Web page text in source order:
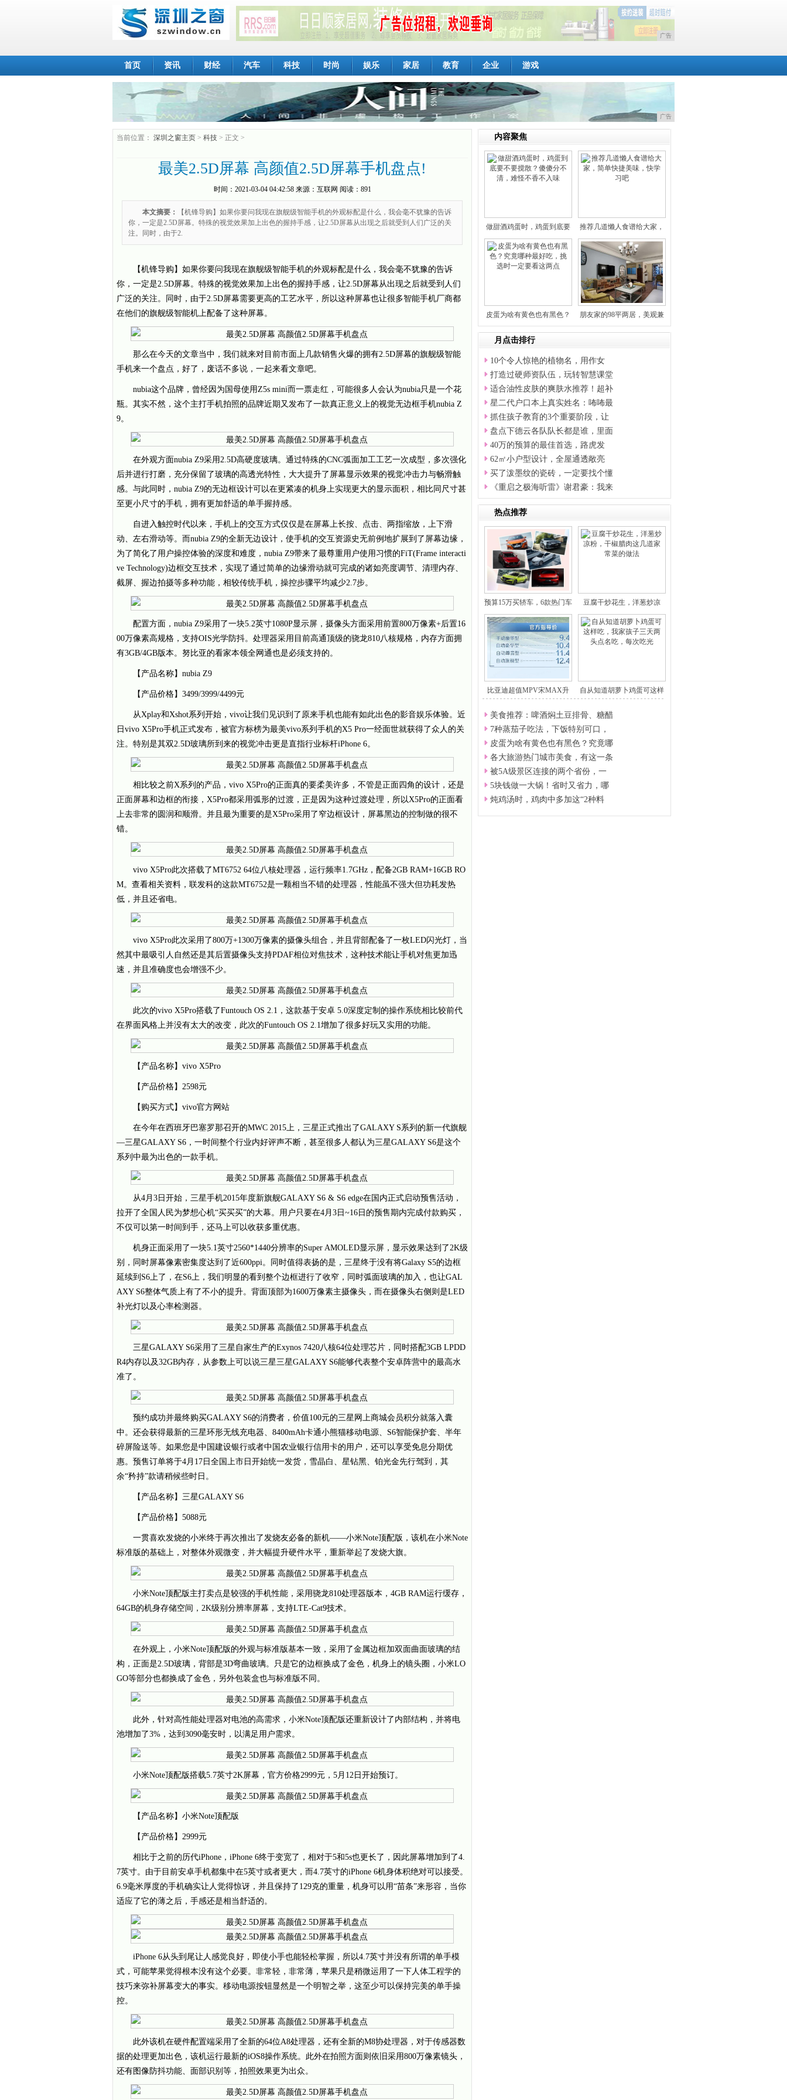
广告
首页 资讯 财经 汽车 科技 时尚 娱乐 家居 教育 企业 游戏
广告
当前位置： 深圳之窗主页 > 科技 > 正文 >
最美2.5D屏幕 高颜值2.5D屏幕手机盘点!
时间： 2021-03-04 04:42:58来源： 互联网 阅读：891
本文摘要：
【机锋导购】如果你要问我现在旗舰级智能手机的外观标配是什么，我会毫不犹豫的告诉
你，一定是2.5D屏幕。特殊的视觉效果加上出色的握持手感，让2.5D屏幕从出现之后就受到人们广泛的关
注。同时，由于2.
【机锋导购】如果你要问我现在旗舰级智能手机的外观标配是什么，我会毫不犹豫的告诉
你，一定是2.5D屏幕。特殊的视觉效果加上出色的握持手感，让2.5D屏幕从出现之后就受到人们
广泛的关注。同时，由于2.5D屏幕需要更高的工艺水平，所以这种屏幕也让很多智能手机厂商都
在他们的旗舰级智能机上配备了这种屏幕。
那么在今天的文章当中，我们就来对目前市面上几款销售火爆的拥有2.5D屏幕的旗舰级智能
手机来一个盘点，好了，废话不多说，一起来看文章吧。
nubia这个品牌，曾经因为国母使用Z5s mini而一票走红，可能很多人会认为nubia只是一个花
瓶。其实不然，这个主打手机拍照的品牌近期又发布了一款真正意义上的视觉无边框手机nubia Z
9。
在外观方面nubia Z9采用2.5D高硬度玻璃。通过特殊的CNC弧面加工工艺一次成型，多次强化
后并进行打磨，充分保留了玻璃的高透光特性，大大提升了屏幕显示效果的视觉冲击力与畅滑触
感。与此同时，nubia Z9的无边框设计可以在更紧凑的机身上实现更大的显示面积，相比同尺寸甚
至更小尺寸的手机，拥有更加舒适的单手握持感。
自进入触控时代以来，手机上的交互方式仅仅是在屏幕上长按、点击、两指缩放，上下滑
动、左右滑动等。而nubia Z9的全新无边设计，使手机的交互资源史无前例地扩展到了屏幕边缘，
为了简化了用户操控体验的深度和难度，nubia Z9带来了最尊重用户使用习惯的FiT(Frame interacti
ve Technology)边框交互技术，实现了通过简单的边缘滑动就可完成的诸如亮度调节、清理内存、
截屏、握边拍摄等多种功能，相较传统手机，操控步骤平均减少2.7步。
配置方面，nubia Z9采用了一块5.2英寸1080P显示屏，摄像头方面采用前置800万像素+后置16
00万像素高规格，支持OIS光学防抖。处理器采用目前高通顶级的骁龙810八核规格，内存方面拥
有3GB/4GB版本。努比亚的看家本领全网通也是必须支持的。
【产品名称】nubia Z9
【产品价格】3499/3999/4499元
从Xplay和Xshot系列开始，vivo让我们见识到了原来手机也能有如此出色的影音娱乐体验。近
日vivo X5Pro手机正式发布，被官方标榜为最美vivo系列手机的X5 Pro一经面世就获得了众人的关
注。特别是其双2.5D玻璃所到来的视觉冲击更是直指行业标杆iPhone 6。
相比较之前X系列的产品，vivo X5Pro的正面真的要柔美许多，不管是正面四角的设计，还是
正面屏幕和边框的衔接，X5Pro都采用弧形的过渡，正是因为这种过渡处理，所以X5Pro的正面看
上去非常的圆润和顺滑。并且最为重要的是X5Pro采用了窄边框设计，屏幕黑边的控制做的很不
错。
vivo X5Pro此次搭载了MT6752 64位八核处理器，运行频率1.7GHz，配备2GB RAM+16GB RO
M。查看相关资料，联发科的这款MT6752是一颗相当不错的处理器，性能虽不强大但功耗发热
低，并且还省电。
vivo X5Pro此次采用了800万+1300万像素的摄像头组合，并且背部配备了一枚LED闪光灯，当
然其中最吸引人自然还是其后置摄像头支持PDAF相位对焦技术，这种技术能让手机对焦更加迅
速，并且准确度也会增强不少。
此次的vivo X5Pro搭载了Funtouch OS 2.1，这款基于安卓 5.0深度定制的操作系统相比较前代
在界面风格上并没有太大的改变，此次的Funtouch OS 2.1增加了很多好玩又实用的功能。
【产品名称】vivo X5Pro
【产品价格】2598元
【购买方式】vivo官方网站
在今年在西班牙巴塞罗那召开的MWC 2015上，三星正式推出了GALAXY S系列的新一代旗舰
—三星GALAXY S6，一时间整个行业内好评声不断，甚至很多人都认为三星GALAXY S6是这个
系列中最为出色的一款手机。
从4月3日开始，三星手机2015年度新旗舰GALAXY S6 & S6 edge在国内正式启动预售活动，
拉开了全国人民为梦想心机“买买买”的大幕。用户只要在4月3日~16日的预售期内完成付款购买，
不仅可以第一时间到手，还马上可以收获多重优惠。
机身正面采用了一块5.1英寸2560*1440分辨率的Super AMOLED显示屏，显示效果达到了2K级
别，同时屏幕像素密集度达到了近600ppi。同时值得表扬的是，三星终于没有将Galaxy S5的边框
延续到S6上了，在S6上，我们明显的看到整个边框进行了收窄，同时弧面玻璃的加入，也让GAL
AXY S6整体气质上有了不小的提升。背面顶部为1600万像素主摄像头，而在摄像头右侧则是LED
补光灯以及心率检测器。
三星GALAXY S6采用了三星自家生产的Exynos 7420八核64位处理芯片，同时搭配3GB LPDD
R4内存以及32GB内存，从参数上可以说三星三星GALAXY S6能够代表整个安卓阵营中的最高水
准了。
预约成功并最终购买GALAXY S6的消费者，价值100元的三星网上商城会员积分就落入囊
中。还会获得最新的三星环形无线充电器、8400mAh卡通小熊猫移动电源、S6智能保护套、半年
碎屏险送等。如果您是中国建设银行或者中国农业银行信用卡的用户，还可以享受免息分期优
惠。预售订单将于4月17日全国上市日开始统一发货，雪晶白、星钻黑、铂光金先行驾到，其
余“矜持”款请稍候些时日。
【产品名称】三星GALAXY S6
【产品价格】5088元
一贯喜欢发烧的小米终于再次推出了发烧友必备的新机——小米Note顶配版，该机在小米Note
标准版的基础上，对整体外观微变，并大幅提升硬件水平，重新举起了发烧大旗。
小米Note顶配版主打卖点是较强的手机性能，采用骁龙810处理器版本，4GB RAM运行缓存，
64GB的机身存储空间，2K级别分辨率屏幕，支持LTE-Cat9技术。
在外观上，小米Note顶配版的外观与标准版基本一致，采用了金属边框加双面曲面玻璃的结
构，正面是2.5D玻璃，背部是3D弯曲玻璃。只是它的边框换成了金色，机身上的镜头圈，小米LO
GO等部分也都换成了金色，另外包装盒也与标准版不同。
此外，针对高性能处理器对电池的高需求，小米Note顶配版还重新设计了内部结构，并将电
池增加了3%，达到3090毫安时，以满足用户需求。
小米Note顶配版搭载5.7英寸2K屏幕，官方价格2999元，5月12日开始预订。
【产品名称】小米Note顶配版
【产品价格】2999元
相比于之前的历代iPhone，iPhone 6终于变宽了，相对于5和5s也更长了，因此屏幕增加到了4.
7英寸。由于目前安卓手机都集中在5英寸或者更大，而4.7英寸的iPhone 6机身体积绝对可以接受。
6.9毫米厚度的手机确实让人觉得惊讶，并且保持了129克的重量，机身可以用“苗条”来形容，当你
适应了它的薄之后，手感还是相当舒适的。
iPhone 6从头到尾让人感觉良好，即使小手也能轻松掌握，所以4.7英寸并没有所谓的单手模
式，可能苹果觉得根本没有这个必要。非常轻，非常薄，苹果只是稍微运用了一下人体工程学的
技巧来弥补屏幕变大的事实。移动电源按钮显然是一个明智之举，这至少可以保持完美的单手操
控。
此外该机在硬件配置端采用了全新的64位A8处理器，还有全新的M8协处理器，对于传感器数
据的处理更加出色，该机运行最新的iOS8操作系统。此外在拍照方面则依旧采用800万像素镜头，
还有图像防抖功能、面部识别等，拍照效果更为出众。
内容聚焦
做甜酒鸡蛋时，鸡蛋到底要
不要搅
推荐几道懒人食谱给大家，
简单快
皮蛋为啥有黄色也有黑色？
究竟哪
朋友家的98平两居，美观兼
顾实
月点击排行
10个令人惊艳的植物名，用作女
打造过硬师资队伍，玩转智慧课堂
适合油性皮肤的爽肤水推荐！超补
星二代户口本上真实姓名：咘咘最
抓住孩子教育的3个重要阶段，让
盘点下德云各队队长都是谁，里面
40万的预算的最佳首选，路虎发
62㎡小户型设计，全屋通透敞亮
买了泼墨纹的瓷砖，一定要找个懂
《重启之极海听雷》谢君豪：我来
热点推荐
预算15万买轿车，6款热门车
型
豆腐干炒花生，洋葱炒凉
粉，干椒
比亚迪超值MPV宋MAX升
自从知道胡萝卜鸡蛋可这样
美食推荐：啤酒焖土豆排骨、糖醋
7种蒸茄子吃法，下饭特别可口，
皮蛋为啥有黄色也有黑色？究竟哪
各大旅游热门城市美食，有这一条
被5A级景区连接的两个省份，一
5块钱做一大锅！省时又省力，哪
炖鸡汤时，鸡肉中多加这“2种料